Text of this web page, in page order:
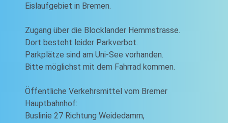
Eislaufgebiet in Bremen.
Zugang über die Blocklander Hemmstrasse.
Dort besteht leider Parkverbot.
Parkplätze sind am Uni-See vorhanden.
Bitte möglichst mit dem Fahrrad kommen.
Öffentliche Verkehrsmittel vom Bremer
Hauptbahnhof:
Buslinie 27 Richtung Weidedamm,